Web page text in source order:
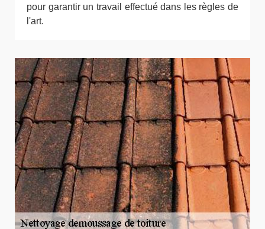
pour garantir un travail effectué dans les règles de
l'art.